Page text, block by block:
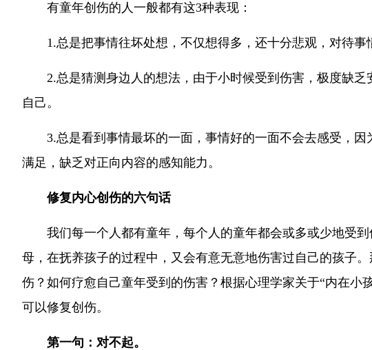
有童年创伤的人一般都有这3种表现：
1.总是把事情往坏处想，不仅想得多，还十分悲观，对待事
2.总是猜测身边人的想法，由于小时候受到伤害，极度缺
自己。
3.总是看到事情最坏的一面，事情好的一面不会去感受，因
满足，缺乏对正向内容的感知能力。
修复内心创伤的六句话
我们每一个人都有童年，每个人的童年都会或多或少地受
母，在抚养孩子的过程中，又会有意无意地伤害过自己的孩子
伤？如何疗愈自己童年受到的伤害？根据心理学家关于“内在小
可以修复创伤。
第一句：对不起。